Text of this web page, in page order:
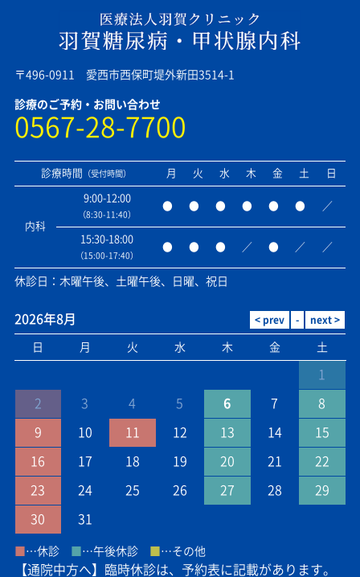
〒496-0911 愛西市西保町堤外新田3514-1
診療のご予約・お問い合わせ
0567-28-7700
診療時間 （受付時間） 月 火 水 木 金 土 日
内科
9:00-12:00
（8:30-11:40）
● ● ● ● ● ● ／
15:30-18:00
（15:00-17:40）
● ● ● ／ ● ／ ／
休診日：木曜午後、土曜午後、日曜、祝日
2026年8月
日 月 火 水 木 金 土
1
2 3 4 5 6 7 8
9 10 11 12 13 14 15
16 17 18 19 20 21 22
23 24 25 26 27 28 29
30 31
…休診 …午後休診 …その他
【通院中方へ】臨時休診は、予約表に記載があります。